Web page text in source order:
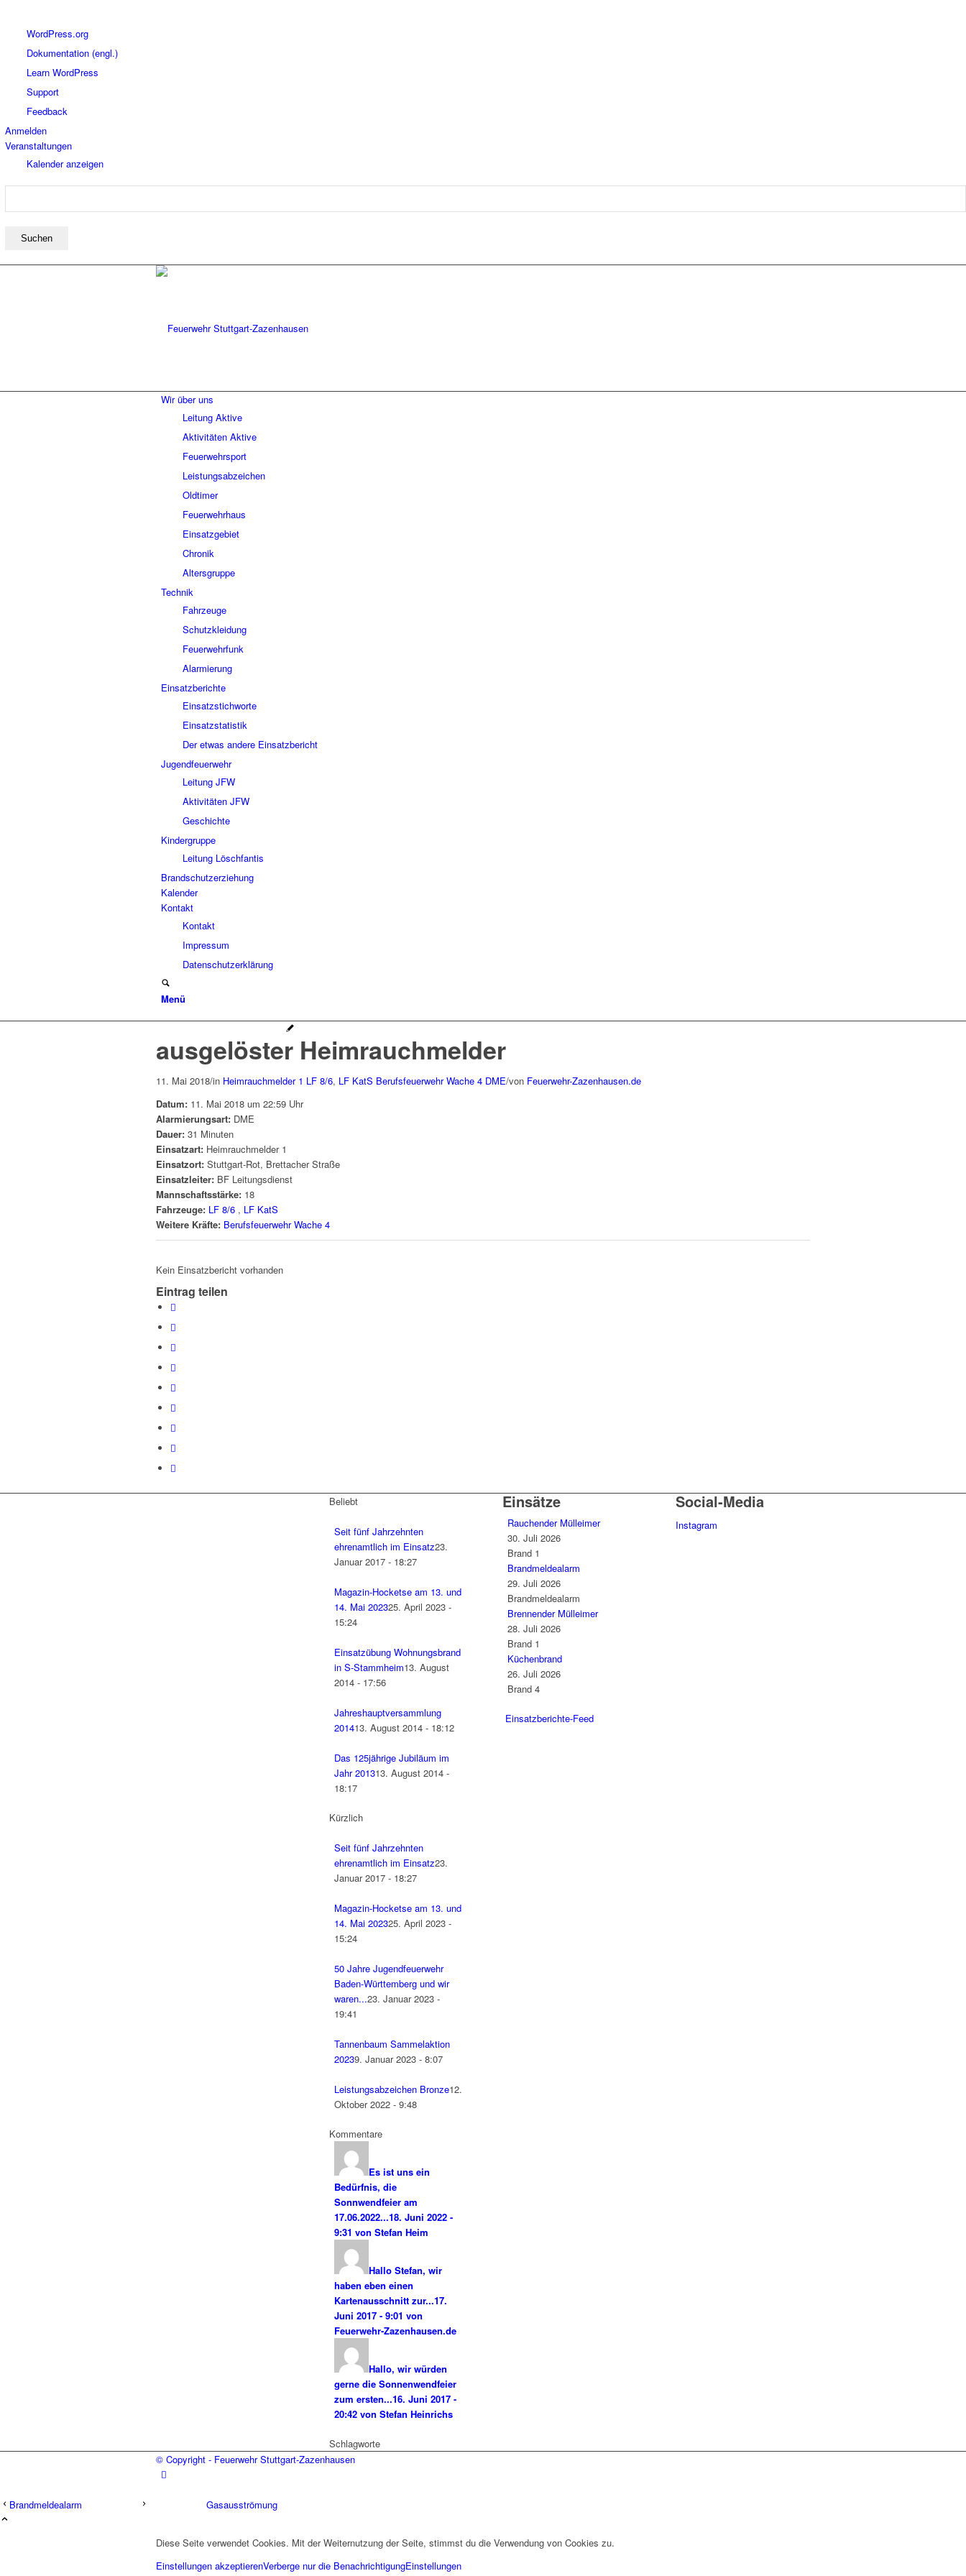
WordPress
WordPress.org
Dokumentation (engl.)
Learn WordPress
Support
Feedback
Anmelden
Veranstaltungen
Kalender anzeigen
Suchen
Wir über uns
Leitung Aktive
Aktivitäten Aktive
Feuerwehrsport
Leistungsabzeichen
Oldtimer
Feuerwehrhaus
Einsatzgebiet
Chronik
Altersgruppe
Technik
Fahrzeuge
Schutzkleidung
Feuerwehrfunk
Alarmierung
Einsatzberichte
Einsatzstichworte
Einsatzstatistik
Der etwas andere Einsatzbericht
Jugendfeuerwehr
Leitung JFW
Aktivitäten JFW
Geschichte
Kindergruppe
Leitung Löschfantis
Brandschutzerziehung
Kalender
Kontakt
Kontakt
Impressum
Datenschutzerklärung
Menü
ausgelöster Heimrauchmelder
11. Mai 2018/in Heimrauchmelder 1 LF 8/6, LF KatS Berufsfeuerwehr Wache 4 DME/von Feuerwehr-Zazenhausen.de
Datum: 11. Mai 2018 um 22:59 Uhr
Alarmierungsart: DME
Dauer: 31 Minuten
Einsatzart: Heimrauchmelder 1
Einsatzort: Stuttgart-Rot, Brettacher Straße
Einsatzleiter: BF Leitungsdienst
Mannschaftsstärke: 18
Fahrzeuge: LF 8/6 , LF KatS
Weitere Kräfte: Berufsfeuerwehr Wache 4
Kein Einsatzbericht vorhanden
Eintrag teilen
Beliebt
Seit fünf Jahrzehnten
ehrenamtlich im Einsatz23.
Januar 2017 - 18:27
Magazin-Hocketse am 13. und
14. Mai 202325. April 2023 -
15:24
Einsatzübung Wohnungsbrand
in S-Stammheim13. August
2014 - 17:56
Jahreshauptversammlung
201413. August 2014 - 18:12
Das 125jährige Jubiläum im
Jahr 201313. August 2014 -
18:17
Kürzlich
Seit fünf Jahrzehnten
ehrenamtlich im Einsatz23.
Januar 2017 - 18:27
Magazin-Hocketse am 13. und
14. Mai 202325. April 2023 -
15:24
50 Jahre Jugendfeuerwehr
Baden-Württemberg und wir
waren...23. Januar 2023 -
19:41
Tannenbaum Sammelaktion
20239. Januar 2023 - 8:07
Leistungsabzeichen Bronze12.
Oktober 2022 - 9:48
Kommentare
Es ist uns ein
Bedürfnis, die
Sonnwendfeier am
17.06.2022...18. Juni 2022 -
9:31 von Stefan Heim
Hallo Stefan, wir
haben eben einen
Kartenausschnitt zur...17.
Juni 2017 - 9:01 von
Feuerwehr-Zazenhausen.de
Hallo, wir würden
gerne die Sonnenwendfeier
zum ersten...16. Juni 2017 -
20:42 von Stefan Heinrichs
Schlagworte
Einsätze
Rauchender Mülleimer
30. Juli 2026
Brand 1
Brandmeldealarm
29. Juli 2026
Brandmeldealarm
Brennender Mülleimer
28. Juli 2026
Brand 1
Küchenbrand
26. Juli 2026
Brand 4
Einsatzberichte-Feed
Social-Media
Instagram
© Copyright - Feuerwehr Stuttgart-Zazenhausen
Brandmeldealarm Gasausströmung
Diese Seite verwendet Cookies. Mit der Weiternutzung der Seite, stimmst du die Verwendung von Cookies zu.
Einstellungen akzeptierenVerberge nur die BenachrichtigungEinstellungen